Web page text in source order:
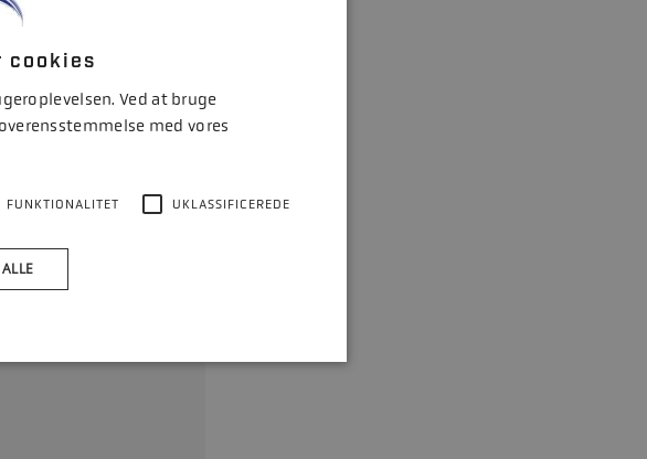
cookies
Ved at bruge
med vores
FUNKTIONALITET UKLASSIFICEREDE